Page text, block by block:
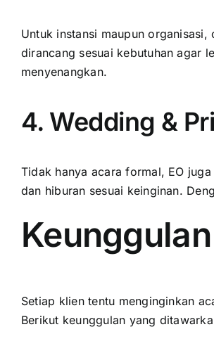
Untuk instansi maupun
dirancang sesuai kebutuhan agar
menyenangkan.
4. Wedding &
Tidak hanya acara formal, EO
dan hiburan sesuai keinginan.
Setiap klien tentu menginginkan
Berikut keunggulan yang